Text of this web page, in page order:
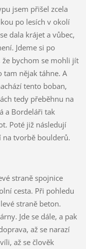
jsem přišel zcela
po lesích v okolí
dala krájet a vůbec,
Jdeme si po
že bychom se mohli jít
tam nějak táhne. A
tento boban,
tedy přeběhnu na
a Bordeláři tak
Poté již následují
na tvorbě boulderů.
straně spojnice
cesta. Při pohledu
straně beton.
Jde se dále, a pak
až se narazí
až se člověk